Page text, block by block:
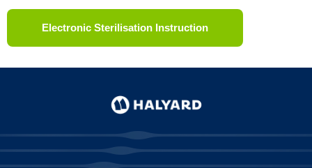
Electronic Sterilisation Instruction